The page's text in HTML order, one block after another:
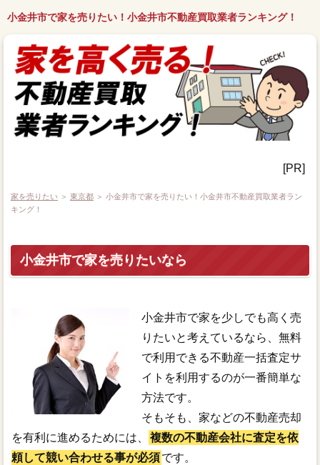
小金井市で家を売りたい！小金井市不動産買取業者ランキング！
[PR]
家を売りたい ＞ 東京都 ＞ 小金井市で家を売りたい！小金井市不動産買取業者ラン
キング！
小金井市で家を売りたいなら
小金井市で家を少しでも高く売
りたいと考えているなら、無料
で利用できる不動産一括査定サ
イトを利用するのが一番簡単な
方法です。
そもそも、家などの不動産売却
を有利に進めるためには、
複数の不動産会社に査定を依
頼して競い合わせる事が必須です。